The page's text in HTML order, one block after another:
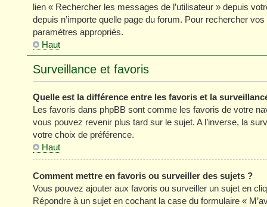
lien « Rechercher les messages de l’utilisateur » depuis
depuis n’importe quelle page du forum. Pour rechercher
paramètres appropriés.
Haut
Surveillance et favoris
Quelle est la différence entre les favoris et la
Les favoris dans phpBB sont comme les favoris de votre
vous pouvez revenir plus tard sur le sujet. A l’inverse, la
votre choix de préférence.
Haut
Comment mettre en favoris ou surveiller des sujets ?
Vous pouvez ajouter aux favoris ou surveiller un sujet en
Répondre à un sujet en cochant la case du formulaire «